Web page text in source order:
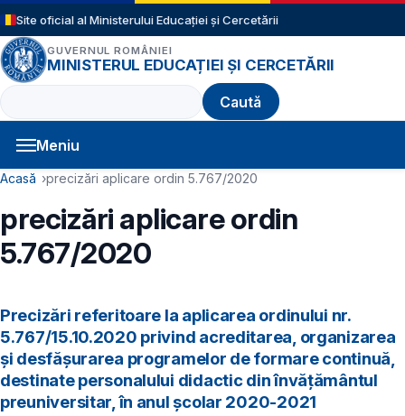
Sari la conținutul principal
Site oficial al Ministerului Educației și Cercetării
GUVERNUL ROMÂNIEI
MINISTERUL EDUCAȚIEI ȘI CERCETĂRII
Caută
Meniu
Navigație principală
Cale de navigare
Acasă precizări aplicare ordin 5.767/2020
precizări aplicare ordin
5.767/2020
Precizări referitoare la aplicarea ordinului nr.
5.767/15.10.2020 privind acreditarea, organizarea
și desfășurarea programelor de formare continuă,
destinate personalului didactic din învățământul
preuniversitar, în anul școlar 2020-2021